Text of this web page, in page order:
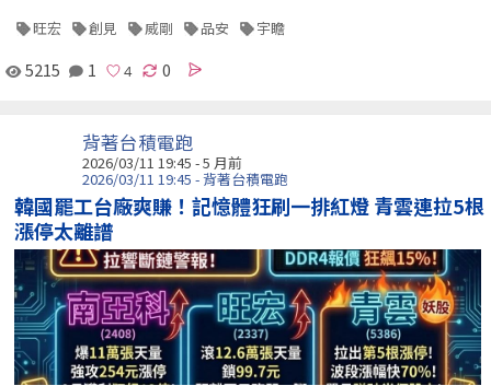
旺宏 創見 威剛 品安 宇瞻
5215 1 0
背著台積電跑
2026/03/11 19:45 - 5 月前
2026/03/11 19:45 - 背著台積電跑
韓國罷工台廠爽賺！記憶體狂刷一排紅燈 青雲連拉5根
漲停太離譜